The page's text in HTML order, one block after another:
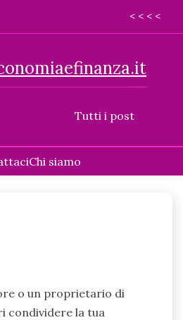
< < < <
Tutti i post
Chi siamo
o un proprietario di
condividere la tua